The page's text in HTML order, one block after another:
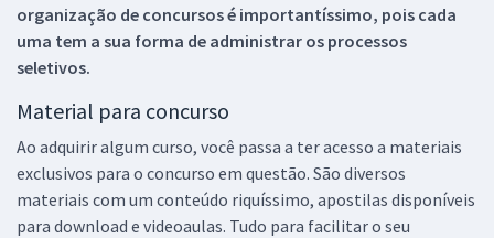
organização de concursos é importantíssimo, pois cada
uma tem a sua forma de administrar os processos
seletivos.
Material para concurso
Ao adquirir algum curso, você passa a ter acesso a materiais
exclusivos para o concurso em questão. São diversos
materiais com um conteúdo riquíssimo, apostilas disponíveis
para download e videoaulas. Tudo para facilitar o seu